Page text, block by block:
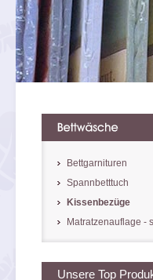
Bettgarnituren
Spannbetttuch
Kissenbezüge
Matratzenauflage -
Unsere Top